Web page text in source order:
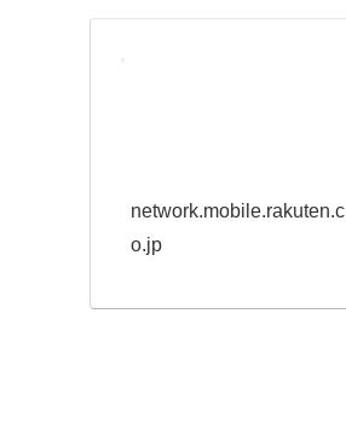
network.mobile.rakuten.c
o.jp